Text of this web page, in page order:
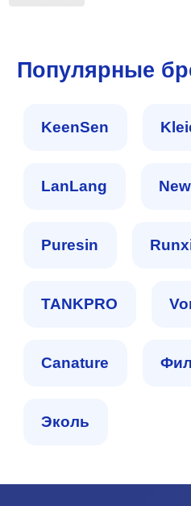
Популярные
KeenSen
LanLang
Puresin
TANKPRO
Сanature
Эколь